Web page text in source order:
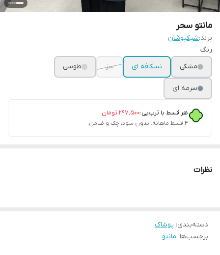
مانتو سحر
برند:شیکپوشان
رنگ
مشکی
نسکافه ای سز طوسی
سرمه ای
هر قسط با ترب‌پی:۲۹۷٬۵۰۰ تومان
۴ قسط ماهانه. بدون سود، چک و ضامن.
نظرات
دسته‌بندی: پوشاک
برچسب‌ها :مانتو